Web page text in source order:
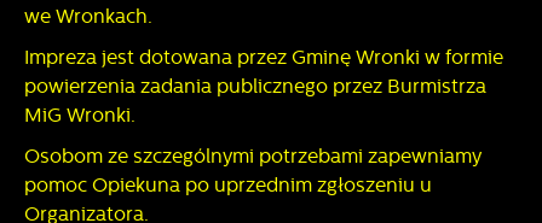
we Wronkach.
Impreza jest dotowana przez Gminę Wronki w formie
powierzenia zadania publicznego przez Burmistrza
MiG Wronki.
Osobom ze szczególnymi potrzebami zapewniamy
pomoc Opiekuna po uprzednim zgłoszeniu u
Organizatora.